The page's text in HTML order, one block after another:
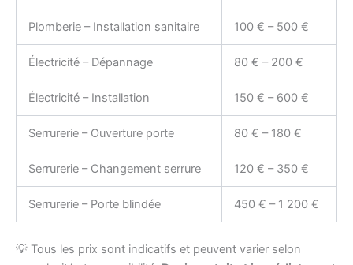
Plomberie – Installation sanitaire 100 € – 500 €
Électricité – Dépannage 80 € – 200 €
Électricité – Installation 150 € – 600 €
Serrurerie – Ouverture porte 80 € – 180 €
Serrurerie – Changement serrure 120 € – 350 €
Serrurerie – Porte blindée 450 € – 1 200 €
💡 Tous les prix sont indicatifs et peuvent varier selon